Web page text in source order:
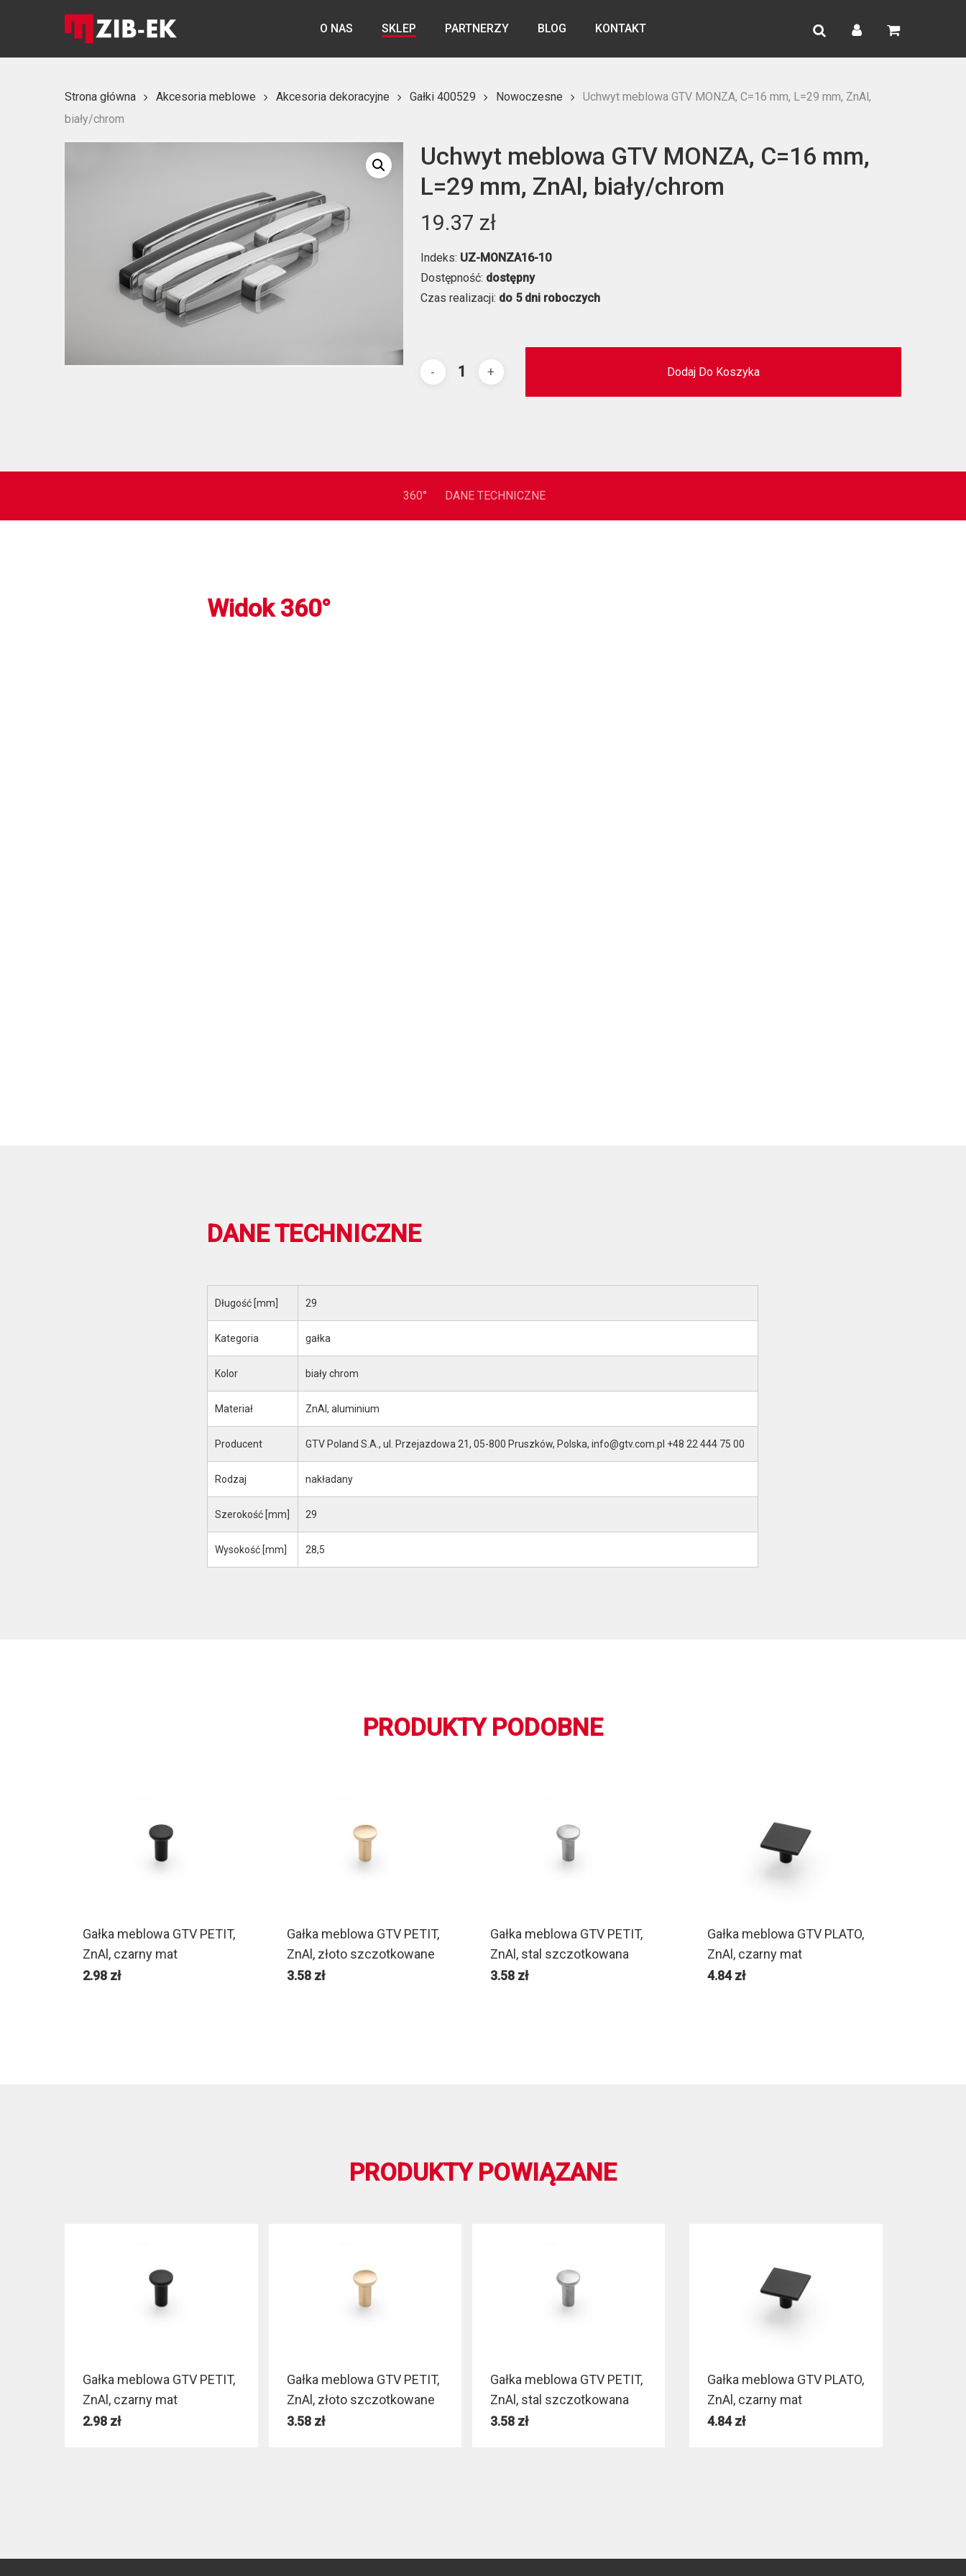
Naciśnij Enter, aby wyszukać lub ESC, aby zamknąć
O NAS SKLEP PARTNERZY BLOG KONTAKT searchaccount
Strona główna Akcesoria meblowe Akcesoria dekoracyjne Gałki 400529 Nowoczesne
Uchwyt meblowa GTV MONZA, C=16 mm, L=29 mm, ZnAl,
biały/chrom
Uchwyt meblowa GTV MONZA, C=16 mm,
L=29 mm, ZnAl, biały/chrom
19.37 zł
Indeks: UZ-MONZA16-10
Dostępność: dostępny
Czas realizacji: do 5 dni roboczych
Dodaj Do Koszyka
360° DANE TECHNICZNE
Widok 360°
DANE TECHNICZNE
Długość [mm] 29
Kategoria gałka
Kolor biały chrom
Materiał ZnAl, aluminium
Producent GTV Poland S.A., ul. Przejazdowa 21, 05-800 Pruszków, Polska, info@gtv.com.pl +48 22 444 75 00
Rodzaj nakładany
Szerokość [mm] 29
Wysokość [mm] 28,5
PRODUKTY PODOBNE
Gałka meblowa GTV PETIT,
ZnAl, czarny mat
2.98 zł
Gałka meblowa GTV PETIT,
ZnAl, złoto szczotkowane
3.58 zł
Gałka meblowa GTV PETIT,
ZnAl, stal szczotkowana
3.58 zł
Gałka meblowa GTV PLATO,
ZnAl, czarny mat
4.84zł
PRODUKTY POWIĄZANE
Gałka meblowa GTV PETIT,
ZnAl, czarny mat
2.98 zł
Gałka meblowa GTV PETIT,
ZnAl, złoto szczotkowane
3.58 zł
Gałka meblowa GTV PETIT,
ZnAl, stal szczotkowana
3.58 zł
Gałka meblowa GTV PLATO,
ZnAl, czarny mat
4.84zł